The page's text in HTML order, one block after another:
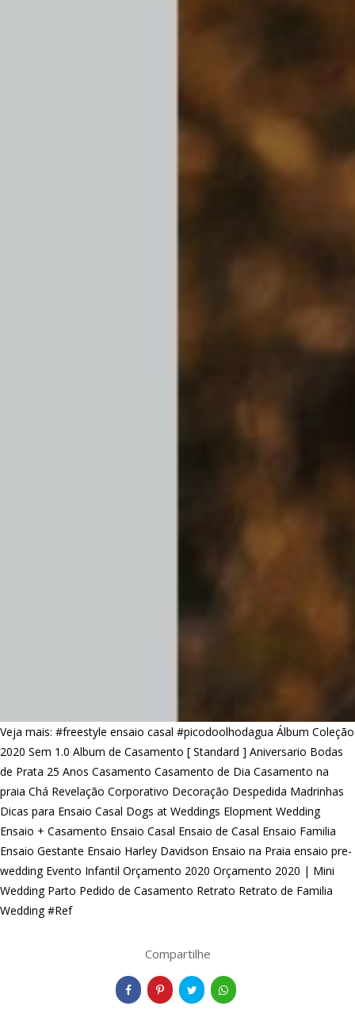
Veja mais: #freestyle ensaio casal #picodoolhodagua Álbum Coleção
2020 Sem 1.0 Album de Casamento [ Standard ] Aniversario Bodas
de Prata 25 Anos Casamento Casamento de Dia Casamento na
praia Chá Revelação Corporativo Decoração Despedida Madrinhas
Dicas para Ensaio Casal Dogs at Weddings Elopment Wedding
Ensaio + Casamento Ensaio Casal Ensaio de Casal Ensaio Familia
Ensaio Gestante Ensaio Harley Davidson Ensaio na Praia ensaio pre-
wedding Evento Infantil Orçamento 2020 Orçamento 2020 | Mini
Wedding Parto Pedido de Casamento Retrato Retrato de Familia
Wedding #Ref
Compartilhe